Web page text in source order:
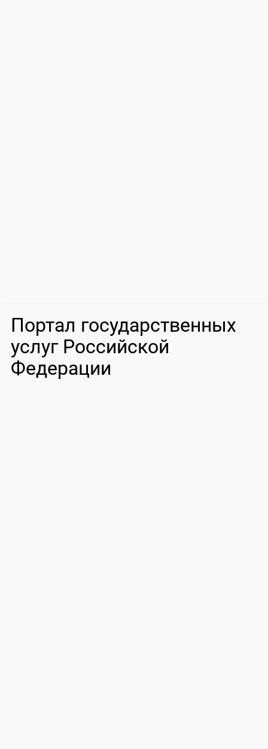
Портал государственных
услуг Российской
Федерации